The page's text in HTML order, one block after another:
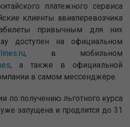
платежного сервиса
клиенты авиаперевозчика
привычным для них
доступен на официальном
, в мобильном
, а также в официальной
в самом мессенджере.
по получению льготного курса
запущена и продлится до 31